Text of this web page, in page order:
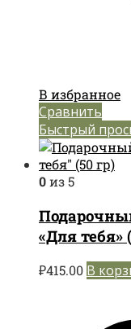
В избранное
Сравнить
Быстрый
0из 5
«Для тебя»
₽415.00 В